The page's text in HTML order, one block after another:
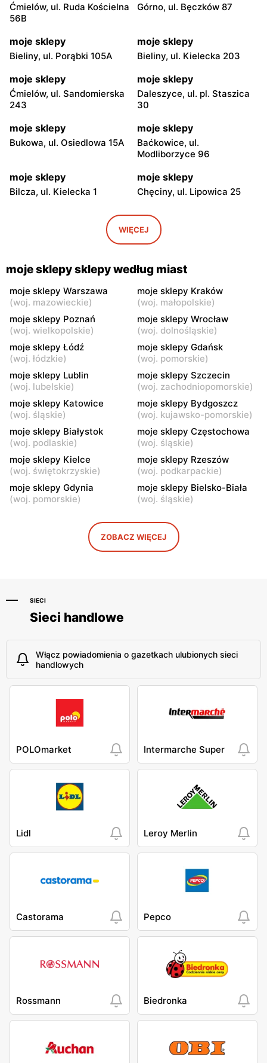
Ćmielów, ul. Ruda Kościelna
56B
Górno, ul. Bęczków 87
moje sklepy
Bieliny, ul. Porąbki 105A
moje sklepy
Bieliny, ul. Kielecka 203
moje sklepy
Ćmielów, ul. Sandomierska
243
moje sklepy
Daleszyce, ul. pl. Staszica
30
moje sklepy
Bukowa, ul. Osiedlowa 15A
moje sklepy
Baćkowice, ul.
Modliborzyce 96
moje sklepy
Bilcza, ul. Kielecka 1
moje sklepy
Chęciny, ul. Lipowica 25
Iwaniska, ul. Ujazdowska 5
moje sklepy
Bogoria, ul. Rynek 30
Gorzyce, ul. Szkolna 44 Grębów, ul. Wydrza 180
moje sklepy
Jadachy, ul. Jadachy 111
moje sklepy
Jeżowe, ul. Zalesie 77
moje sklepy
Kazimierza Wielka, ul.
Kolejowa 15
moje sklepy
Kamień, ul. Błonie 23
moje sklepy
Górki, ul. Górki 71
moje sklepy
Gumniska, ul. Gumniska
157C
moje sklepy
Iwierzyce, ul. Iwierzyce
152A
moje sklepy
Tczew, ul. Franciszka Żwirki
moje sklepy
Hyżne, ul. Hyżne 100
moje sklepy
Jarosław, ul. Pełkińska 147
Niebylec, ul. Niebylec 139 Opole, ul. Grudzicka 45
WIĘCEJ
moje sklepy sklepy według miast
moje sklepy Warszawa
(woj. mazowieckie)
moje sklepy Kraków
(woj. małopolskie)
moje sklepy Poznań
(woj. wielkopolskie)
moje sklepy Wrocław
(woj. dolnośląskie)
moje sklepy Łódź
(woj. łódzkie)
moje sklepy Gdańsk
(woj. pomorskie)
moje sklepy Lublin
(woj. lubelskie)
moje sklepy Szczecin
(woj. zachodniopomorskie)
moje sklepy Katowice
(woj. śląskie)
moje sklepy Bydgoszcz
(woj. kujawsko-pomorskie)
moje sklepy Białystok
(woj. podlaskie)
moje sklepy Częstochowa
(woj. śląskie)
moje sklepy Kielce
(woj. świętokrzyskie)
moje sklepy Rzeszów
(woj. podkarpackie)
moje sklepy Gdynia
(woj. pomorskie)
moje sklepy Bielsko-Biała
(woj. śląskie)
ZOBACZ WIĘCEJ
SIECI
Sieci handlowe
Włącz powiadomienia o gazetkach ulubionych sieci
handlowych
POLOmarket Intermarche Super
Lidl Leroy Merlin
Castorama Pepco
Rossmann Biedronka